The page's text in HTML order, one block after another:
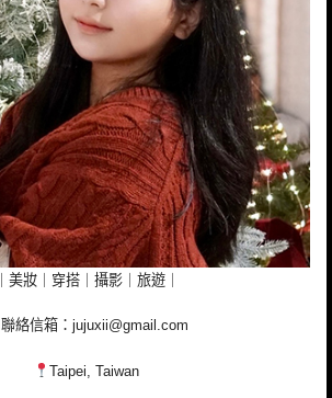
｜美妝｜穿搭｜攝影｜旅遊｜
聯絡信箱： jujuxii@gmail.com
Taipei, Taiwan